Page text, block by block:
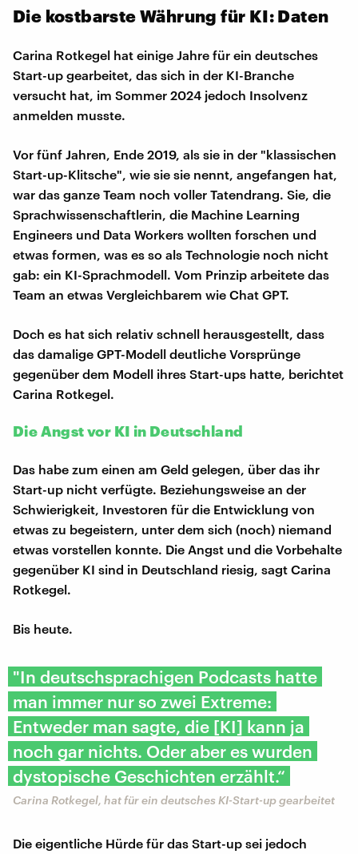
Die kostbarste Währung für KI: Daten
Carina Rotkegel hat einige Jahre für ein deutsches
Start-up gearbeitet, das sich in der KI-Branche
versucht hat, im Sommer 2024 jedoch Insolvenz
anmelden musste.
Vor fünf Jahren, Ende 2019, als sie in der "klassischen
Start-up-Klitsche", wie sie sie nennt, angefangen hat,
war das ganze Team noch voller Tatendrang. Sie, die
Sprachwissenschaftlerin, die Machine Learning
Engineers und Data Workers wollten forschen und
etwas formen, was es so als Technologie noch nicht
gab: ein KI-Sprachmodell. Vom Prinzip arbeitete das
Team an etwas Vergleichbarem wie Chat GPT.
Doch es hat sich relativ schnell herausgestellt, dass
das damalige GPT-Modell deutliche Vorsprünge
gegenüber dem Modell ihres Start-ups hatte, berichtet
Carina Rotkegel.
Die Angst vor KI in Deutschland
Das habe zum einen am Geld gelegen, über das ihr
Start-up nicht verfügte. Beziehungsweise an der
Schwierigkeit, Investoren für die Entwicklung von
etwas zu begeistern, unter dem sich (noch) niemand
etwas vorstellen konnte. Die Angst und die Vorbehalte
gegenüber KI sind in Deutschland riesig, sagt Carina
Rotkegel.
Bis heute.
"In deutschsprachigen Podcasts hatte
man immer nur so zwei Extreme:
Entweder man sagte, die [KI] kann ja
noch gar nichts. Oder aber es wurden
dystopische Geschichten erzählt.“
Carina Rotkegel, hat für ein deutsches KI-Start-up gearbeitet
Die eigentliche Hürde für das Start-up sei jedoch